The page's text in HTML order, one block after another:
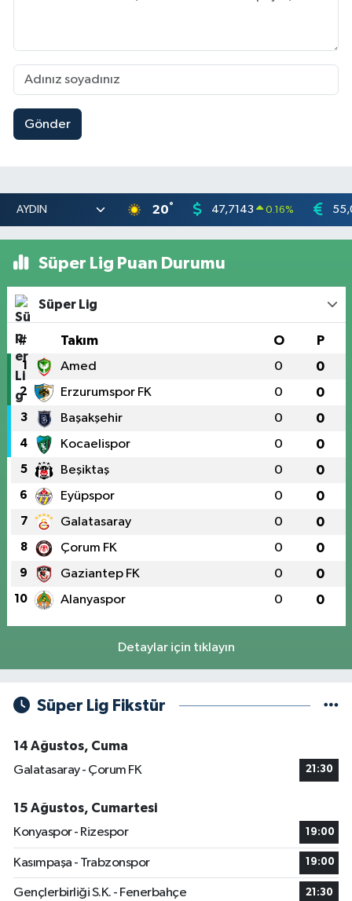
Gönder
20° 47,7143 0.16%
Süper Lig Puan Durumu
Süper Lig
# Takım O P
1 Amed 0 0
2 Erzurumspor FK 0 0
3 Başakşehir 0 0
4 Kocaelispor 0 0
5 Beşiktaş 0 0
6 Eyüpspor 0 0
7 Galatasaray 0 0
8 Çorum FK 0 0
9 Gaziantep FK 0 0
10 Alanyaspor 0 0
Detaylar için tıklayın
Süper Lig Fikstür
14 Ağustos, Cuma
Galatasaray - Çorum FK
21:30
15 Ağustos, Cumartesi
Konyaspor - Rizespor
19:00
Kasımpaşa - Trabzonspor 19:00
Gençlerbirliği S.K. - Fenerbahçe 21:30